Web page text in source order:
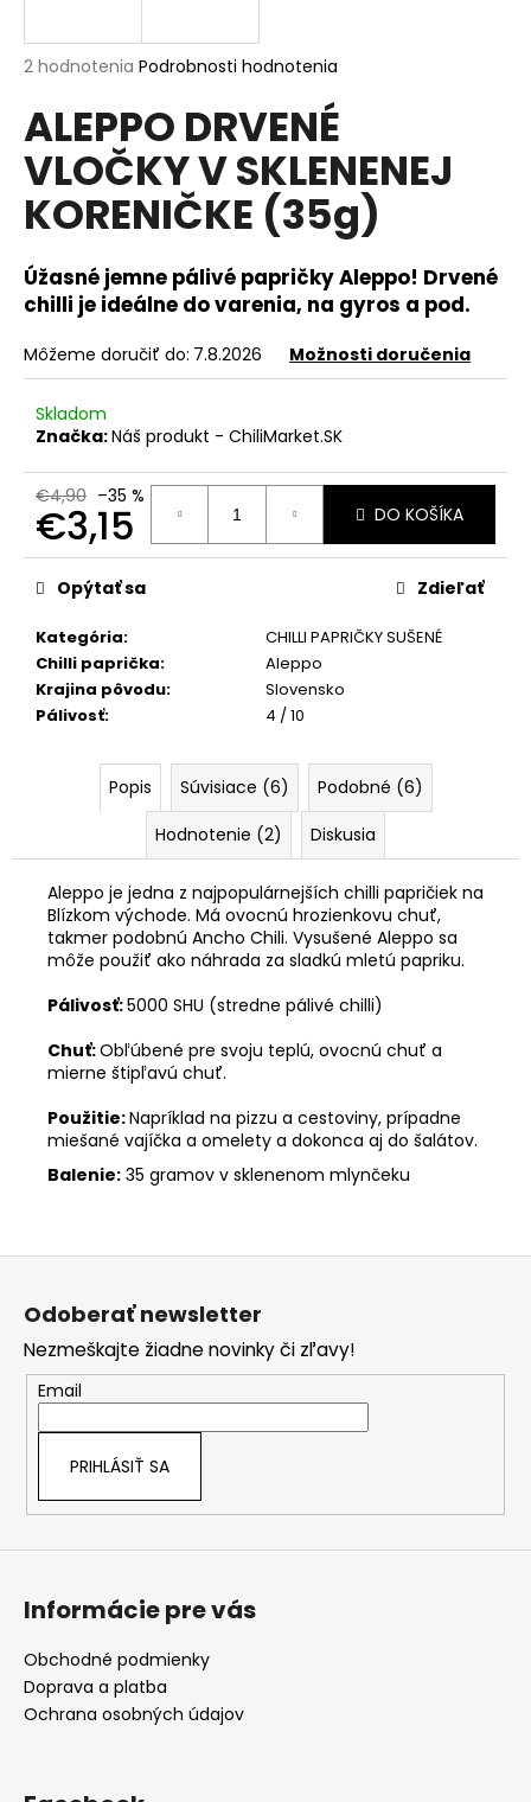
Priemerné
produktu
je
5,0
z
5
hviezdičiek.
2 hodnotenia Podrobnosti hodnotenia
ALEPPO DRVENÉ
VLOČKY V SKLENENEJ
KORENIČKE (35g)
Úžasné jemne pálivé papričky Aleppo! Drvené
chilli je ideálne do varenia, na gyros a pod.
Môžeme doručiť do: 7.8.2026 Možnosti doručenia
Skladom
Značka:Náš produkt - ChiliMarket.SK
€4,90 –35 %
€3,15
Jednotková
cena:
DO KOŠÍKA
Kategória:
CHILLI PAPRIČKY SUŠENÉ
Chilli paprička:
Aleppo
Krajina pôvodu:
Slovensko
Pálivosť: 4 / 10
Opýtať sa Zdieľať
Popis Súvisiace (6)
Podobné (6)
Hodnotenie (2)
Diskusia
Aleppo je jedna z najpopulárnejších chilli papričiek na
Blízkom východe. Má ovocnú hrozienkovu chuť,
takmer podobnú Ancho Chili. Vysušené Aleppo sa
môže použiť ako náhrada za sladkú mletú papriku.
Pálivosť:5000 SHU (stredne pálivé chilli)
Chuť:Obľúbené pre svoju teplú, ovocnú chuť a
mierne štipľavú chuť.
Použitie:Napríklad na pizzu a cestoviny, prípadne
miešané vajíčka a omelety a dokonca aj do šalátov.
Balenie: 35 gramov v sklenenom mlynčeku
j
ť
?
HĽADAŤ
O
d
p
r
ú
č
a
m
BEST
OF
BOX
Z
Odoberať newsletter
Nezmeškajte žiadne novinky či zľavy!
Email
PRIHLÁSIŤ SA
Informácie pre vás
Obchodné podmienky
Doprava a platba
Ochrana osobných údajov